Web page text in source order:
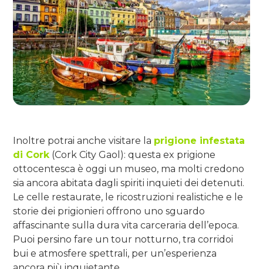
Inoltre potrai anche visitare la prigione infestata
di Cork (Cork City Gaol): questa ex prigione
ottocentesca è oggi un museo, ma molti credono
sia ancora abitata dagli spiriti inquieti dei detenuti.
Le celle restaurate, le ricostruzioni realistiche e le
storie dei prigionieri offrono uno sguardo
affascinante sulla dura vita carceraria dell’epoca.
Puoi persino fare un tour notturno, tra corridoi
bui e atmosfere spettrali, per un’esperienza